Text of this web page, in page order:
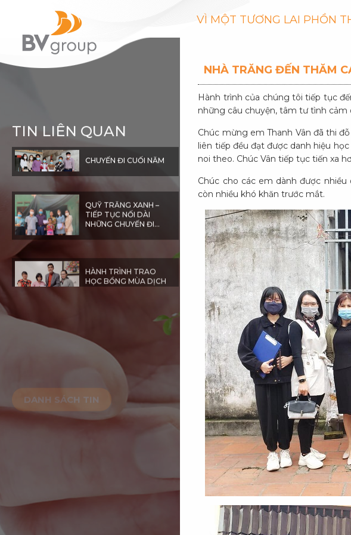
VÌ MỘT TƯƠNG LAI PHỒN
NHÀ TRĂNG ĐẾN THĂM
Hành trình của chúng tôi tiếp tục
những câu chuyện, tâm tư tình cảm
Chúc mừng em Thanh Vân đã thi
liên tiếp đều đạt được danh hiệu
noi theo. Chúc Vân tiếp tục tiến xa
Chúc cho các em dành được
còn nhiều khó khăn trước mắt.
TIN LIÊN QUAN
CHUYẾN ĐI CUỐI NĂM
QUỸ TRĂNG XANH –
TIẾP TỤC NỐI DÀI
NHỮNG CHUYẾN ĐI
TRAO HỌC BỔNG CHO
DANH SÁCH TIN